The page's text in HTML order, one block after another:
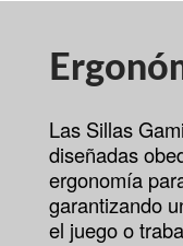
Las Sillas
diseñadas
ergonomía
garantizando
el juego o